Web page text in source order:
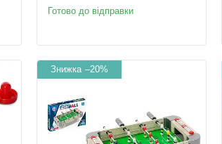
Готово до відправки
–20%